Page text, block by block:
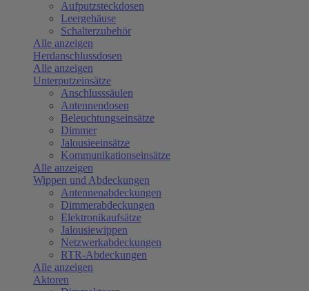
Aufputzsteckdosen
Leergehäuse
Schalterzubehör
Alle anzeigen
Herdanschlussdosen
Alle anzeigen
Unterputzeinsätze
Anschlusssäulen
Antennendosen
Beleuchtungseinsätze
Dimmer
Jalousieeinsätze
Kommunikationseinsätze
Alle anzeigen
Wippen und Abdeckungen
Antennenabdeckungen
Dimmerabdeckungen
Elektronikaufsätze
Jalousiewippen
Netzwerkabdeckungen
RTR-Abdeckungen
Alle anzeigen
Aktoren